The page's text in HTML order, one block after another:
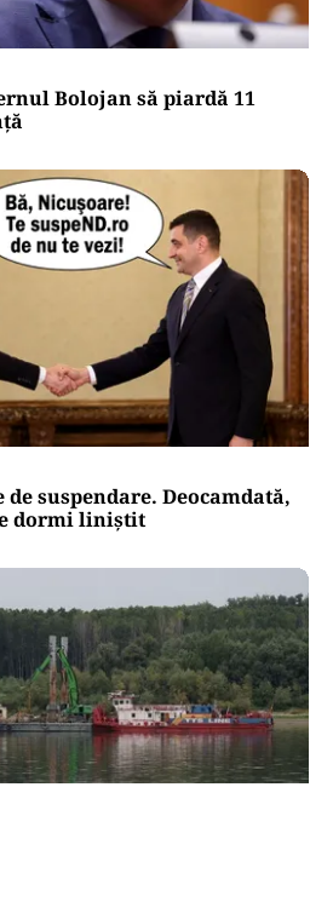
Bolojan să piardă 11
de suspendare. Deocamdată,
dormi liniștit